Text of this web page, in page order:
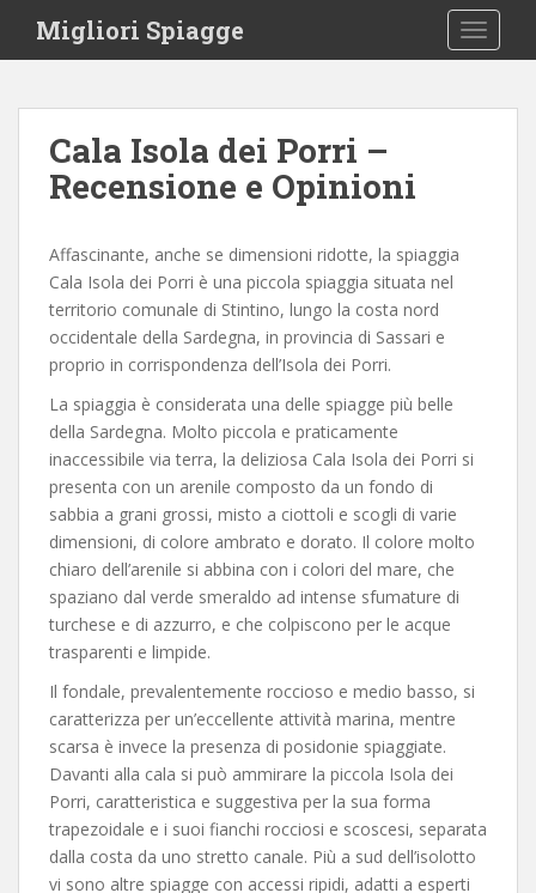
i
Migliori Spiagge
Cala Isola dei Porri –
Recensione e Opinioni
Affascinante, anche se dimensioni ridotte, la spiaggia
Cala Isola dei Porri è una piccola spiaggia situata nel
territorio comunale di Stintino, lungo la costa nord
occidentale della Sardegna, in provincia di Sassari e
proprio in corrispondenza dell’Isola dei Porri.
La spiaggia è considerata una delle spiagge più belle
della Sardegna. Molto piccola e praticamente
inaccessibile via terra, la deliziosa Cala Isola dei Porri si
presenta con un arenile composto da un fondo di
sabbia a grani grossi, misto a ciottoli e scogli di varie
dimensioni, di colore ambrato e dorato. Il colore molto
chiaro dell’arenile si abbina con i colori del mare, che
spaziano dal verde smeraldo ad intense sfumature di
turchese e di azzurro, e che colpiscono per le acque
trasparenti e limpide.
Il fondale, prevalentemente roccioso e medio basso, si
caratterizza per un’eccellente attività marina, mentre
scarsa è invece la presenza di posidonie spiaggiate.
Davanti alla cala si può ammirare la piccola Isola dei
Porri, caratteristica e suggestiva per la sua forma
trapezoidale e i suoi fianchi rocciosi e scoscesi, separata
dalla costa da uno stretto canale. Più a sud dell’isolotto
vi sono altre spiagge con accessi ripidi, adatti a esperti